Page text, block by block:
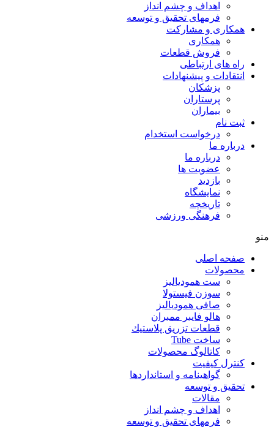
اهداف و چشم انداز
فرمهای تحقیق و توسعه
همکاری و مشارکت
همکاری
فروش قطعات
راه های ارتباطی
انتقادات و پيشنهادات
پزشكان
پرستاران
بيماران
ثبت نام
درخواست استخدام
درباره ما
درباره ما
عضویت ها
بازدید
نمایشگاه
تاريخچه
فرهنگی ورزشی
منو
صفحه اصلی
محصولات
ست همودیالیز
سوزن فیستولا
صافی همودیالیز
هالو فایبر ممبران
قطعات تزريق پلاستيك
ساخت Tube
کاتالوگ محصولات
کنترل کیفیت
گواهينامه و استانداردها
تحقيق و توسعه
مقالات
اهداف و چشم انداز
فرمهای تحقیق و توسعه